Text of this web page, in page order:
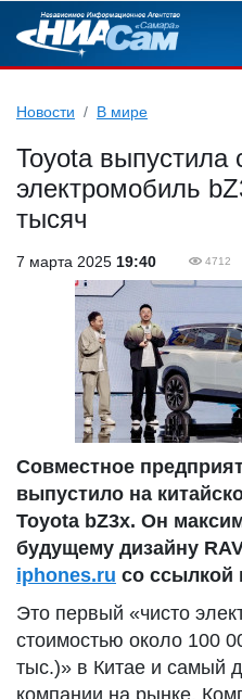
Новости В мире
Toyota
электромобиль
тысяч
7 марта 2025 19:40 4712
Совместное
выпустило на
Toyota bZ3x. Он
будущему дизайну
iphones.ru со ссылкой
Это первый «чисто
стоимостью около 100
тыс.)» в Китае и самый
компании на рынке.